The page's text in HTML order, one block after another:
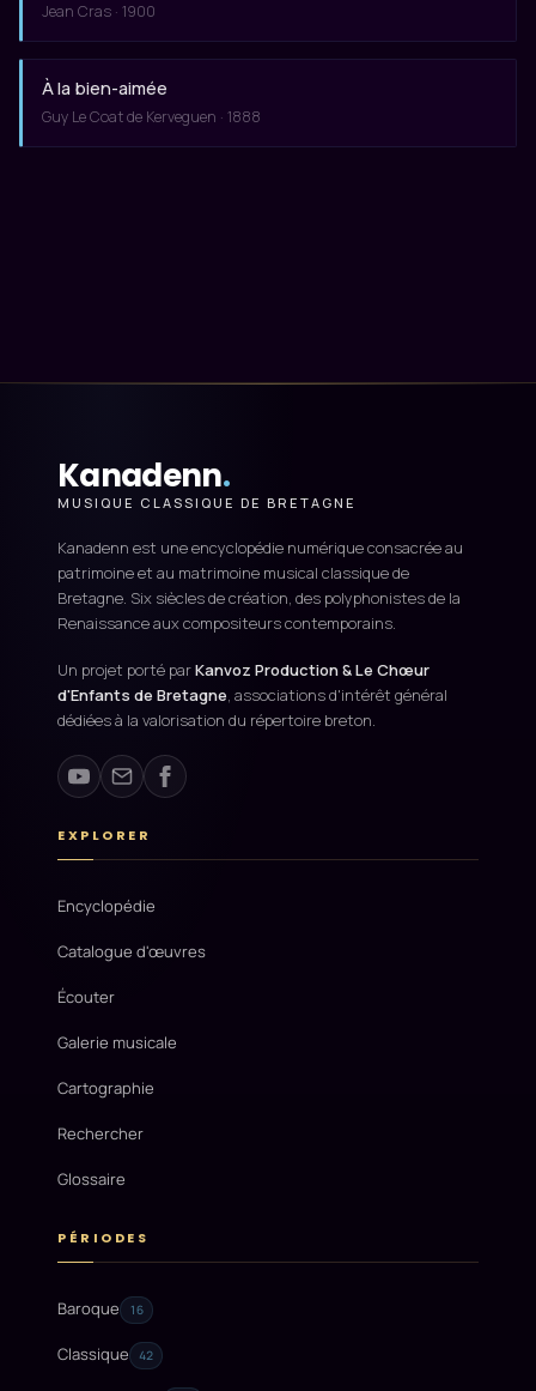
Jean Cras · 1900
À la bien-aimée
Guy Le Coat de Kerveguen · 1888
Kanadenn.
MUSIQUE CLASSIQUE DE BRETAGNE
Kanadenn est une encyclopédie numérique consacrée au
patrimoine et au matrimoine musical classique de
Bretagne. Six siècles de création, des polyphonistes de la
Renaissance aux compositeurs contemporains.
Un projet porté parKanvoz Production & Le Chœur
d'Enfants de Bretagne, associations d'intérêt général
dédiées à la valorisation du répertoire breton.
EXPLORER
Encyclopédie
Catalogue d'œuvres
Écouter
Galerie musicale
Cartographie
Rechercher
Glossaire
PÉRIODES
Baroque 16
Classique 42